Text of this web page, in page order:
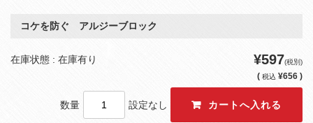
コケを防ぐ アルジーブロック
在庫状態 : 在庫有り ¥597(税別)
( 税込 ¥656 )
数量 設定なし